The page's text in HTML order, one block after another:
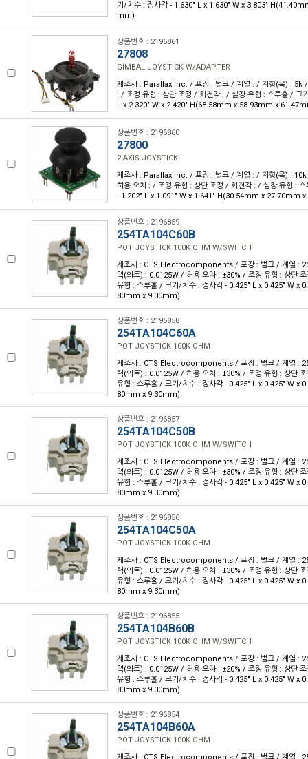
기/치수 : 정사각 - 1.630" L x 1.630" W x 3.803"
mm)
상품번호 : 2196861
27808
GIMBAL JOYSTICK W/ADAPTER
제조사 : Parallax Inc. / 포장 : 벌크 / 계열 : / 저항(옴) : 5k
: / 조정 유형 : 상단 조정 / 회전각 : / 실장 유형 : 스루홀 / 크
L x 2.320" W x 2.420" H(68.58mm x 58.93mm x
상품번호 : 2196860
27800
2-AXIS JOYSTICK
제조사 : Parallax Inc. / 포장 : 벌크 / 계열 : / 저항(옴) :
허용 오차 : / 조정 유형 : 상단 조정 / 회전각 : / 실장 유형 :
- 1.202" L x 1.091" W x 1.641" H(30.54mm x 27.70mm
상품번호 : 2196859
254TA104C60B
POT JOYSTICK 100K OHM W/SWITCH
제조사 : CTS Electrocomponents / 포장 : 벌크 / 계열 :
력(와트) : 0.0125W / 허용 오차 : ±30% / 조정 유형 : 상단
유형 : 스루홀 / 크기/치수 : 정사각 - 0.425" L x 0.425" W x
80mm x 9.30mm)
상품번호 : 2196858
254TA104C60A
POT JOYSTICK 100K OHM
제조사 : CTS Electrocomponents / 포장 : 벌크 / 계열 :
력(와트) : 0.0125W / 허용 오차 : ±30% / 조정 유형 : 상단
유형 : 스루홀 / 크기/치수 : 정사각 - 0.425" L x 0.425" W x
80mm x 9.30mm)
상품번호 : 2196857
254TA104C50B
POT JOYSTICK 100K OHM W/SWITCH
제조사 : CTS Electrocomponents / 포장 : 벌크 / 계열 :
력(와트) : 0.0125W / 허용 오차 : ±30% / 조정 유형 : 상단
유형 : 스루홀 / 크기/치수 : 정사각 - 0.425" L x 0.425" W x
80mm x 9.30mm)
상품번호 : 2196856
254TA104C50A
POT JOYSTICK 100K OHM
제조사 : CTS Electrocomponents / 포장 : 벌크 / 계열 :
력(와트) : 0.0125W / 허용 오차 : ±30% / 조정 유형 : 상단
유형 : 스루홀 / 크기/치수 : 정사각 - 0.425" L x 0.425" W x
80mm x 9.30mm)
상품번호 : 2196855
254TA104B60B
POT JOYSTICK 100K OHM W/SWITCH
제조사 : CTS Electrocomponents / 포장 : 벌크 / 계열 :
력(와트) : 0.0125W / 허용 오차 : ±20% / 조정 유형 : 상단
유형 : 스루홀 / 크기/치수 : 정사각 - 0.425" L x 0.425" W x
80mm x 9.30mm)
상품번호 : 2196854
254TA104B60A
POT JOYSTICK 100K OHM